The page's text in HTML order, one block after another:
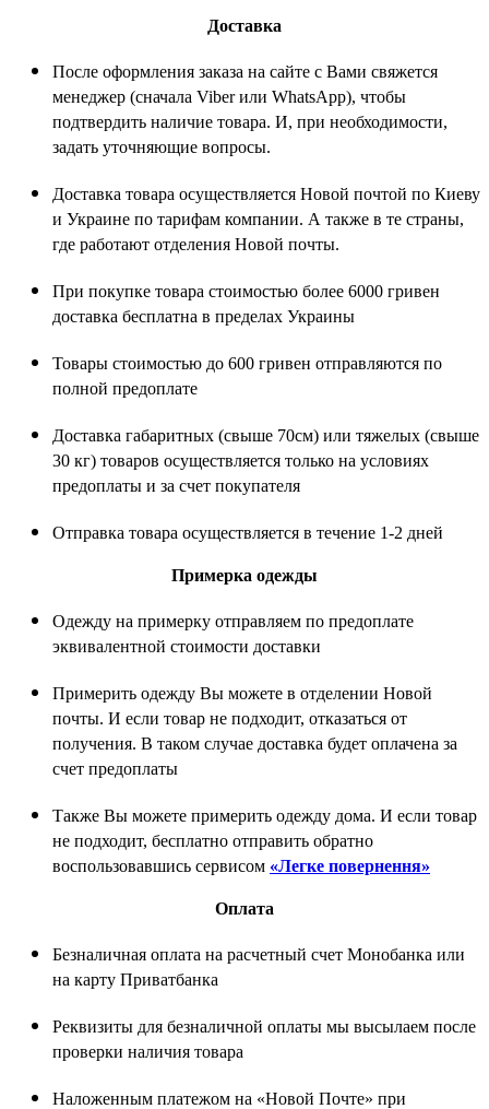
Доставка
После оформления заказа на сайте с Вами свяжется
менеджер (сначала Viber или WhatsApp), чтобы
подтвердить наличие товара. И, при необходимости,
задать уточняющие вопросы.
Доставка товара осуществляется Новой почтой по Киеву
и Украине по тарифам компании. А также в те страны,
где работают отделения Новой почты.
При покупке товара стоимостью более 6000 гривен
доставка бесплатна в пределах Украины
Товары стоимостью до 600 гривен отправляются по
полной предоплате
Доставка габаритных (свыше 70см) или тяжелых (свыше
30 кг) товаров осуществляется только на условиях
предоплаты и за счет покупателя
Отправка товара осуществляется в течение 1-2 дней
Примерка одежды
Одежду на примерку отправляем по предоплате
эквивалентной стоимости доставки
Примерить одежду Вы можете в отделении Новой
почты. И если товар не подходит, отказаться от
получения. В таком случае доставка будет оплачена за
счет предоплаты
Также Вы можете примерить одежду дома. И если товар
не подходит, бесплатно отправить обратно
воспользовавшись сервисом «Легке повернення»
Оплата
Безналичная оплата на расчетный счет Монобанка или
на карту Приватбанка
Реквизиты для безналичной оплаты мы высылаем после
проверки наличия товара
Наложенным платежом на «Новой Почте» при